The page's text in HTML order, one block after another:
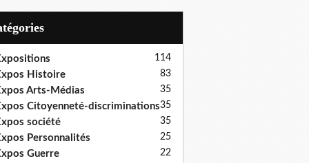
114
Histoire 83
Arts-Médias 35
Citoyenneté-discriminations35
société 35
Personnalités 25
Guerre 22